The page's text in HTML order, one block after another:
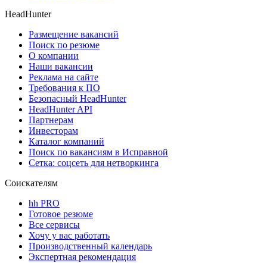
HeadHunter
Размещение вакансий
Поиск по резюме
О компании
Наши вакансии
Реклама на сайте
Требования к ПО
Безопасный HeadHunter
HeadHunter API
Партнерам
Инвесторам
Каталог компаний
Поиск по вакансиям в Исправной
Сетка: соцсеть для нетворкинга
Соискателям
hh PRO
Готовое резюме
Все сервисы
Хочу у вас работать
Производственный календарь
Экспертная рекомендация